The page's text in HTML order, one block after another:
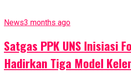
News3 months ago
Satgas PPK UNS Inisiasi
Hadirkan Tiga Model